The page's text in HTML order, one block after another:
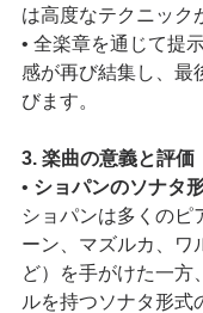
は高度なテクニック
• 全楽章を通じて提
感が再び結集し、最
びます。
3. 楽曲の意義と評価
• ショパンのソナタ
ショパンは多くのピ
ーン、マズルカ、ワ
ど）を手がけた一方
ルを持つソナタ形式